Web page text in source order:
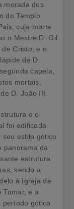
morada dos
do Templo.
cuja morte
o Mestre D. Gil
Cristo, e o
de D.
capela,
mortais,
D. João III.
e o
foi edificada
estilo gótico
panorama da
estrutura
sendo a
à Igreja de
Tomar, e a
período gótico